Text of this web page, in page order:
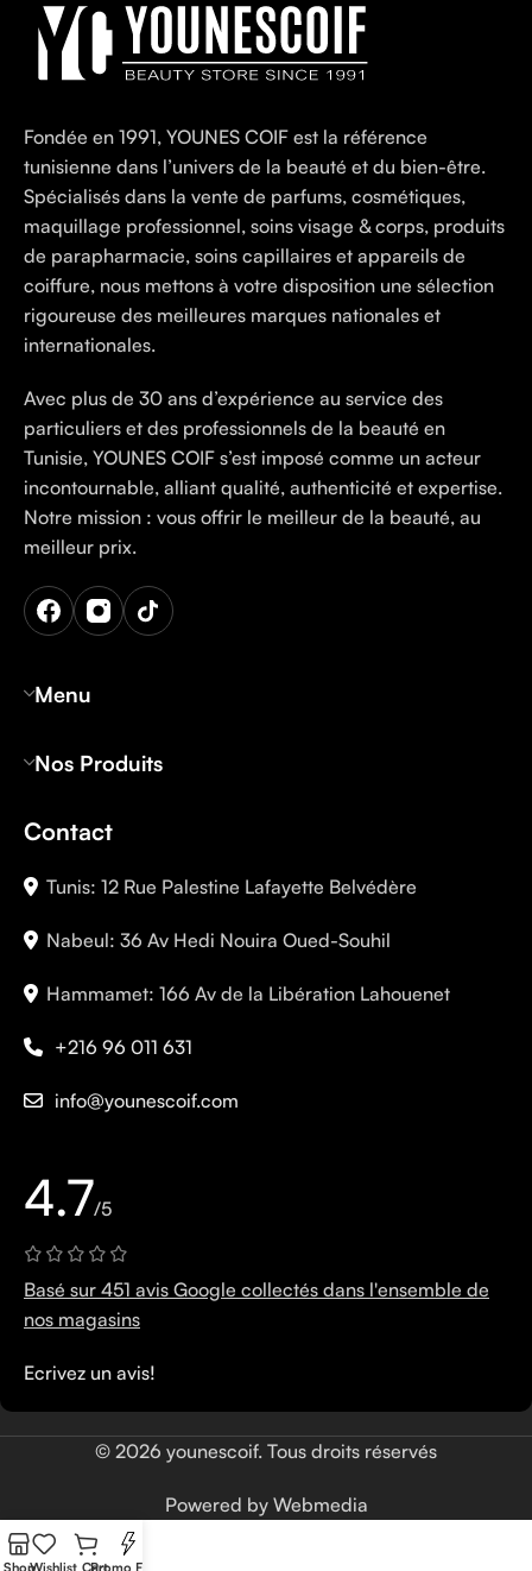
Fondée en 1991, YOUNES COIF est la référence
tunisienne dans l’univers de la beauté et du bien-être.
Spécialisés dans la vente de parfums, cosmétiques,
maquillage professionnel, soins visage & corps, produits
de parapharmacie, soins capillaires et appareils de
coiffure, nous mettons à votre disposition une sélection
rigoureuse des meilleures marques nationales et
internationales.
Avec plus de 30 ans d’expérience au service des
particuliers et des professionnels de la beauté en
Tunisie, YOUNES COIF s’est imposé comme un acteur
incontournable, alliant qualité, authenticité et expertise.
Notre mission : vous offrir le meilleur de la beauté, au
meilleur prix.
Menu
Nos Produits
Contact
Tunis: 12 Rue Palestine Lafayette Belvédère
Nabeul: 36 Av Hedi Nouira Oued-Souhil
Hammamet: 166 Av de la Libération Lahouenet
+216 96 011 631
info@younescoif.com
4.7/5
Basé sur 451 avis Google collectés dans l'ensemble de
nos magasins
Ecrivez un avis!
© 2026 younescoif. Tous droits réservés
Powered by Webmedia
ShopWishlist Cart
Promo Flash